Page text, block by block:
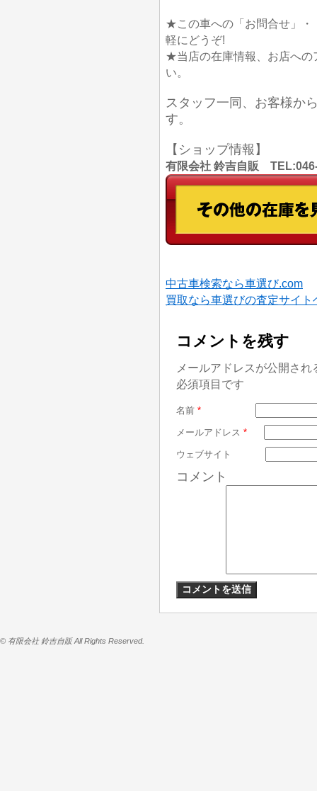
★この車への「お問合せ」・
軽にどうぞ!
★当店の在庫情報、お店への
い。
スタッフ一同、お客様か
す。
【ショップ情報】
有限会社 鈴吉自販
中古車検索なら車選び.com
買取なら車選びの査定サイト
コメントを残す
メールアドレスが公開さ
必須項目です
名前 *
メールアドレス *
ウェブサイト
コメント
© 有限会社 鈴吉自販 All Rights Reserved.